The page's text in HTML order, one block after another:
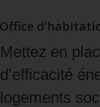
Office
Mettez en
d’efficacité
logements